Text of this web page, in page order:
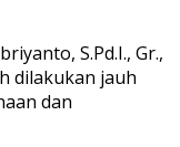
S.Pd.I., Gr.,
dilakukan jauh
dan